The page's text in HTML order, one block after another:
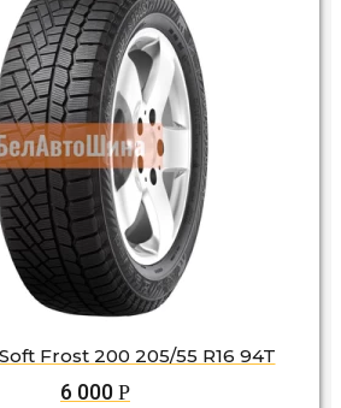
Frost 200 205/55 R16 94T
6 000 Р